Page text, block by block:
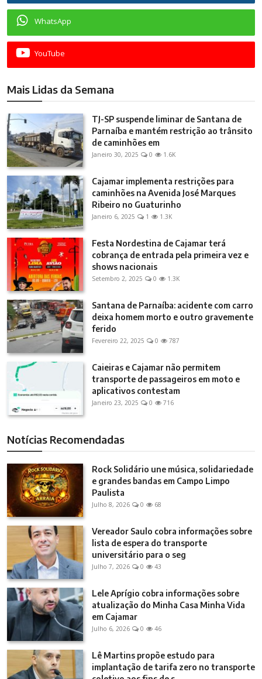
WhatsApp
YouTube
Mais Lidas da Semana
TJ-SP suspende liminar de Santana de
Parnaíba e mantém restrição ao trânsito
de caminhões em
Janeiro 30, 2025 0 1.6K
Cajamar implementa restrições para
caminhões na Avenida José Marques
Ribeiro no Guaturinho
Janeiro 6, 2025 1 1.3K
Festa Nordestina de Cajamar terá
cobrança de entrada pela primeira vez e
shows nacionais
Setembro 2, 2025 0 1.3K
Santana de Parnaíba: acidente com carro
deixa homem morto e outro gravemente
ferido
Fevereiro 22, 2025 0 787
Caieiras e Cajamar não permitem
transporte de passageiros em moto e
aplicativos contestam
Janeiro 23, 2025 0 716
Notícias Recomendadas
Rock Solidário une música, solidariedade
e grandes bandas em Campo Limpo
Paulista
Julho 8, 2026 0 68
Vereador Saulo cobra informações sobre
lista de espera do transporte
universitário para o seg
Julho 7, 2026 0 43
Lele Aprígio cobra informações sobre
atualização do Minha Casa Minha Vida
em Cajamar
Julho 6, 2026 0 46
Lê Martins propõe estudo para
implantação de tarifa zero no transporte